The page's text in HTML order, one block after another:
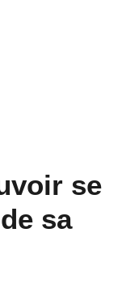
se
sa